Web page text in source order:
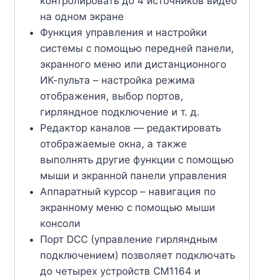
на одном экране
Функция управления и настройки
системы с помощью передней панели,
экранного меню или дистанционного
ИК-пульта – настройка режима
отображения, выбор портов,
гирляндное подключение и т. д.
Редактор каналов — редактировать
отображаемые окна, а также
выполнять другие функции с помощью
мыши и экранной панели управления
Аппаратный курсор – навигация по
экранному меню с помощью мыши
консоли
Порт DCC (управление гирляндным
подключением) позволяет подключать
до четырех устройств CM1164 и